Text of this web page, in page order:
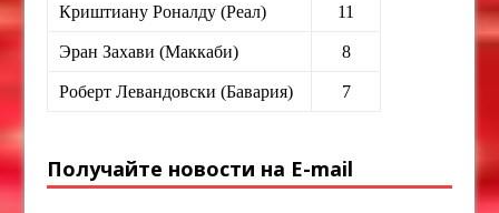
Криштиану Роналду (Реал) 11
Эран Захави (Маккаби) 8
Роберт Левандовски (Бавария) 7
Получайте новости на E-mail